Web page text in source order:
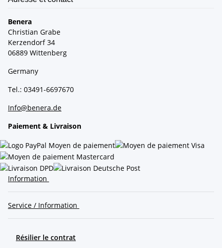
Benera
Christian Grabe
Kerzendorf 34
06889 Wittenberg
Germany
Tel.: 03491-6697670
Info@benera.de
Paiement & Livraison
Information
Service / Information
Résilier le contrat